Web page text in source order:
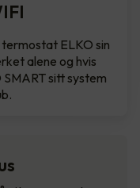
ELKO sin
alene og hvis
SMART sitt system